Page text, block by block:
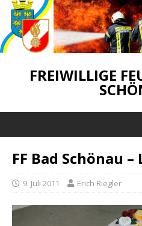
FREIWILLIGE
FF Bad Schönau
9. Juli 2011 Erich Riegler